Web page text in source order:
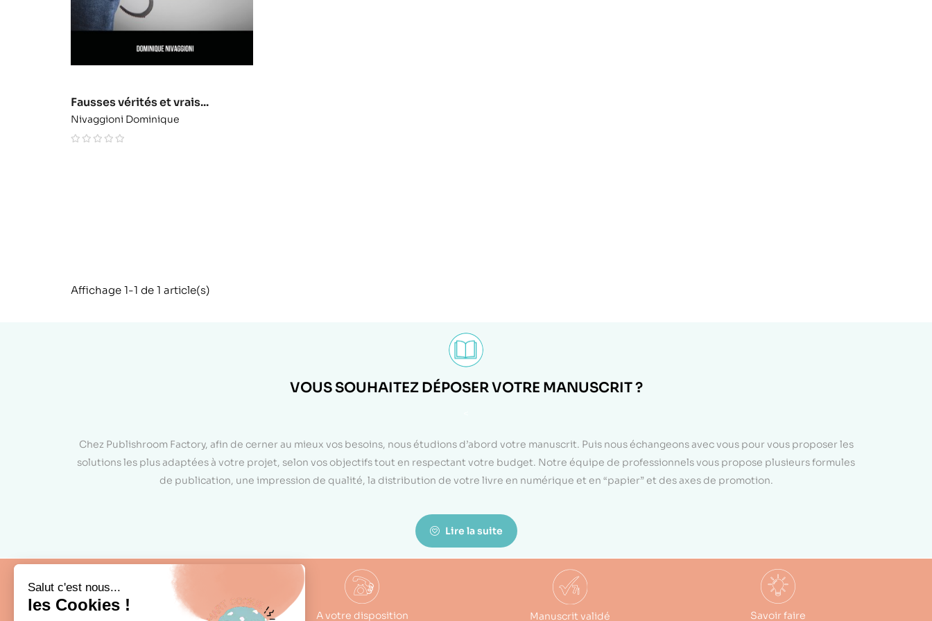
Fausses vérités et vrais...
Nivaggioni Dominique
Affichage 1-1 de 1 article(s)
VOUS SOUHAITEZ DÉPOSER VOTRE MANUSCRIT ?
Chez Publishroom Factory, afin de cerner au mieux vos besoins, nous étudions d’abord votre manuscrit. Puis nous échangeons avec vous pour vous proposer les
solutions les plus adaptées à votre projet, selon vos objectifs tout en respectant votre budget. Notre équipe de professionnels vous propose plusieurs formules
de publication, une impression de qualité, la distribution de votre livre en numérique et en “papier” et des axes de promotion.
Lire la suite
Fabrication française A votre disposition Manuscrit validé Savoir faire